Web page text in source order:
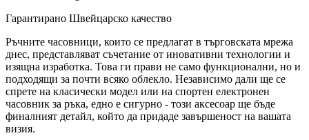
Гарантирано Швейцарско качество
Ръчните часовници, които се предлагат в търговската мрежа
днес, представляват съчетание от иновативни технологии и
изящна изработка. Това ги прави не само функционални, но и
подходящи за почти всяко облекло. Независимо дали ще се
спрете на класически модел или на спортен електронен
часовник за ръка, едно е сигурно - този аксесоар ще бъде
финалният детайл, който да придаде завършеност на вашата
визия.